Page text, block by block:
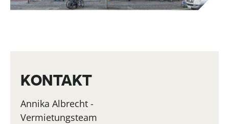
KONTAKT
Annika Albrecht -
Vermietungsteam